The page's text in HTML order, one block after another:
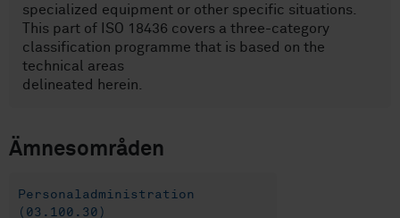
specialized equipment or other specific situations.
This part of ISO 18436 covers a three-category
classification programme that is based on the
technical areas
delineated herein.
Ämnesområden
Personaladministration
(03.100.30)